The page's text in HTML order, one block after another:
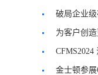
破局企业
之道为客户创
金士顿参展